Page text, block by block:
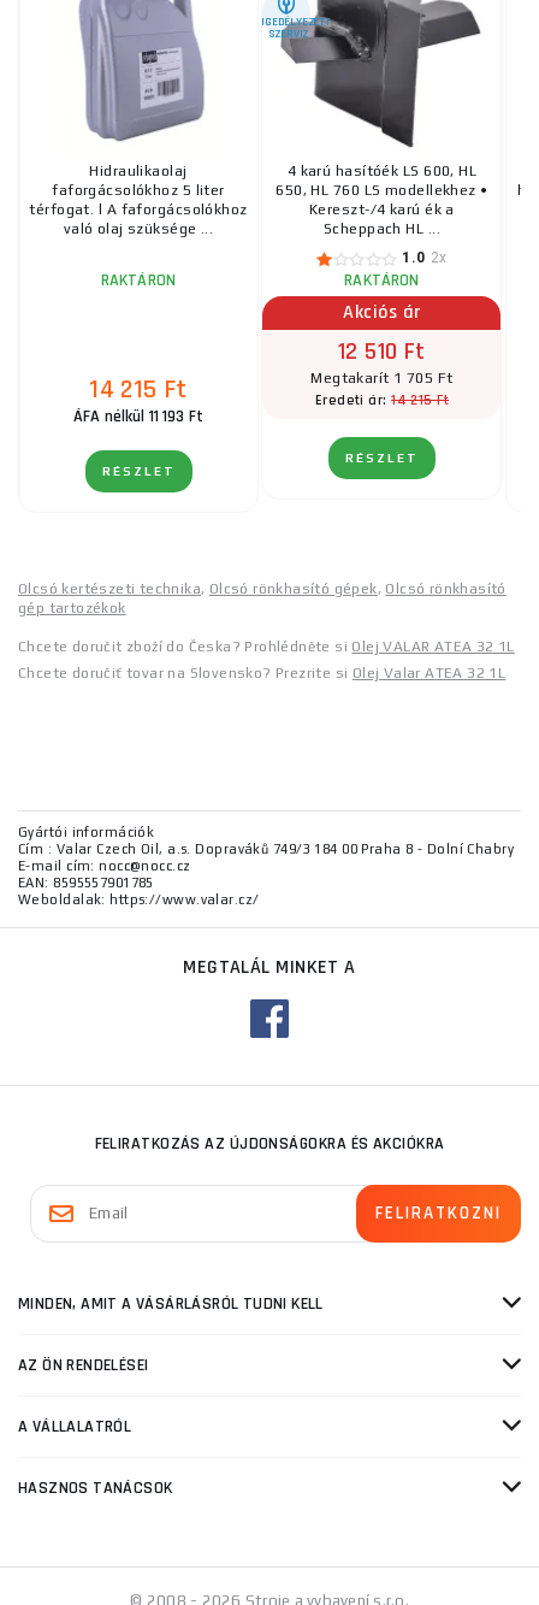
Hidraulikaolaj
faforgácsolókhoz 5 liter
térfogat. l A faforgácsolókhoz
való olaj szüksége ...
RAKTÁRON
14 215 Ft
ÁFA nélkül 11 193 Ft
RÉSZLET
ENGEDÉLYEZETT
SZERVIZ
4 karú hasítóék LS 600, HL
650, HL 760 LS modellekhez •
Kereszt-/4 karú ék a
Scheppach HL ...
1.0 2x
RAKTÁRON
Akciós ár
12 510 Ft
Megtakarít 1 705 Ft
Eredeti ár:14 215 Ft
RÉSZLET
Olcsó kertészeti technika, Olcsó rönkhasító gépek, Olcsó rönkhasító
gép tartozékok
Chcete doručit zboží do Česka? Prohlédněte si Olej VALAR ATEA 32 1L
Chcete doručiť tovar na Slovensko? Prezrite si Olej Valar ATEA 32 1L
Gyártói információk
Cím : Valar Czech Oil, a.s. Dopraváků 749/3 184 00 Praha 8 - Dolní Chabry
E-mail cím: nocc@nocc.cz
EAN: 8595557901785
Weboldalak: https://www.valar.cz/
MEGTALÁL MINKET A
FELIRATKOZÁS AZ ÚJDONSÁGOKRA ÉS AKCIÓKRA
MINDEN, AMIT A VÁSÁRLÁSRÓL TUDNI KELL
AZ ÖN RENDELÉSEI
A VÁLLALATRÓL
HASZNOS TANÁCSOK
© 2008 - 2026 Stroje a vybavení s.r.o.